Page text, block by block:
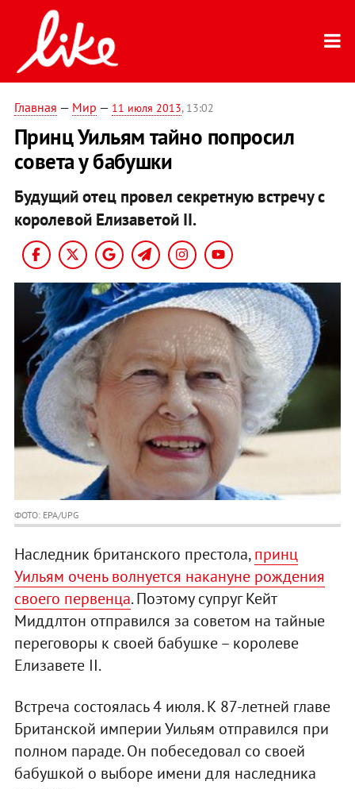
Главная — Мир — 11 июля 2013, 13:02
Принц Уильям тайно попросил
совета у бабушки
Будущий отец провел секретную встречу с
королевой Елизаветой II.
ФОТО: EPA/UPG
Наследник британского престола,принц
Уильям очень волнуется накануне рождения
своего первенца. Поэтому супруг Кейт
Миддлтон отправился за советом на тайные
переговоры к своей бабушке – королеве
Елизавете II.
Встреча состоялась 4 июля. К 87-летней главе
Британской империи Уильям отправился при
полном параде. Он побеседовал со своей
бабушкой о выборе имени для наследника